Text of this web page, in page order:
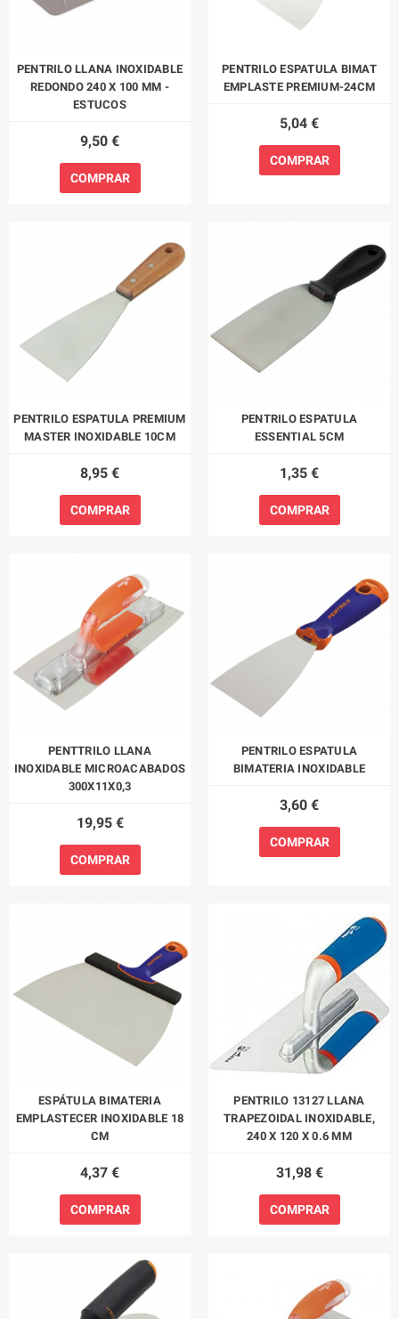
PENTRILO LLANA INOXIDABLE
REDONDO 240 X 100 MM -
ESTUCOS
9,50 €
COMPRAR
PENTRILO ESPATULA BIMAT
EMPLASTE PREMIUM-24CM
5,04 €
COMPRAR
PENTRILO ESPATULA PREMIUM
MASTER INOXIDABLE 10CM
8,95 €
COMPRAR
PENTRILO ESPATULA
ESSENTIAL 5CM
1,35 €
COMPRAR
PENTTRILO LLANA
INOXIDABLE MICROACABADOS
300X11X0,3
19,95 €
COMPRAR
PENTRILO ESPATULA
BIMATERIA INOXIDABLE
3,60 €
COMPRAR
ESPÁTULA BIMATERIA
EMPLASTECER INOXIDABLE 18
CM
4,37 €
COMPRAR
PENTRILO 13127 LLANA
TRAPEZOIDAL INOXIDABLE,
240 X 120 X 0.6 MM
31,98 €
COMPRAR